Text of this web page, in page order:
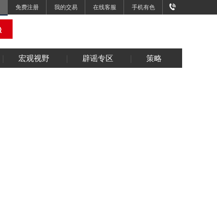
免费注册 我的交易 在线客服 手机有色
宏观视野 辟谣专区 策略